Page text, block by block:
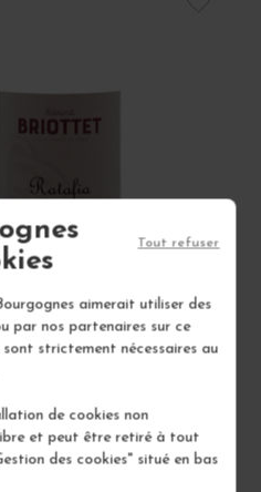
aimerait utiliser des
par nos partenaires sur ce
strictement nécessaires au
de cookies non
et peut être retiré à tout
des cookies" situé en bas
Tout refuser
BOURGOGNE
BRIOTTET